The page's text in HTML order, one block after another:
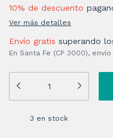
10% de descuento
Ver más detalles
Envío gratis superando
En Santa Fe (CP 3000),
3 en stock